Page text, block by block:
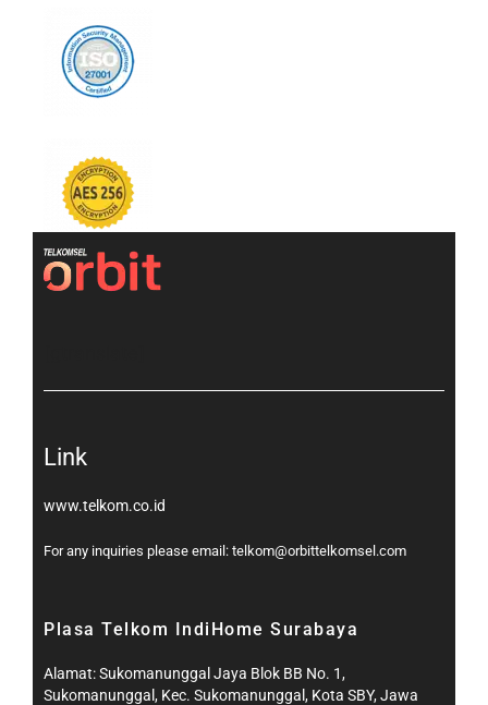
Link
www.telkom.co.id
For any inquiries please email: telkom@orbittelkomsel.com
Plasa Telkom IndiHome Surabaya
Alamat: Sukomanunggal Jaya Blok BB No. 1,
Sukomanunggal, Kec. Sukomanunggal, Kota SBY, Jawa